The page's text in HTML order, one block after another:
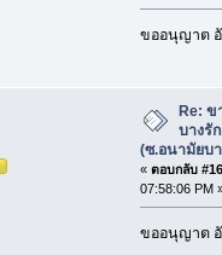
ขออนุญาต
Re: ข
บางรั
(ซ.อนามัยบ
« ตอบกลับ
07:58:06 PM
ขออนุญาต